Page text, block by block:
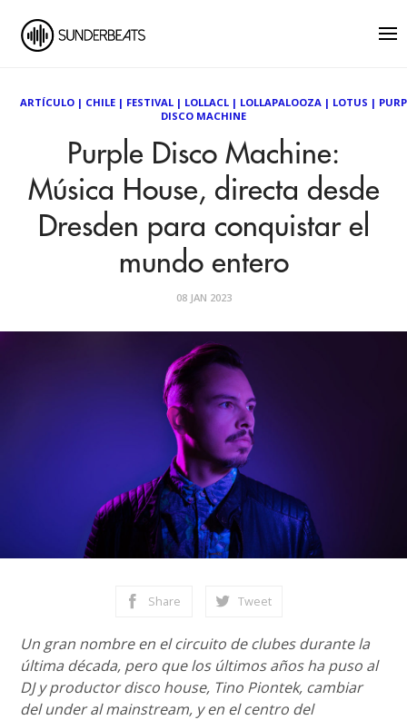
ARTÍCULO | CHILE | FESTIVAL | LOLLACL | LOLLAPALOOZA | LOTUS |
DISCO MACHINE
Purple Disco Machine:
Música House, directa desde
Dresden para conquistar el
mundo entero
08 JAN 2023
Share Tweet
Un gran nombre en el circuito de clubes durante la
última década, pero que los últimos años ha puso al
DJ y productor disco house, Tino Piontek, cambiar
del under al mainstream, y en el centro del